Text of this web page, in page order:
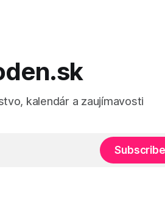
kalendár a zaujímavosti
Subscribe